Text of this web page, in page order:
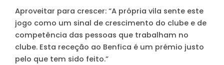
Aproveitar para crescer: “A própria vila sente este
jogo como um sinal de crescimento do clube e de
competência das pessoas que trabalham no
clube. Esta receção ao Benfica é um prémio justo
pelo que tem sido feito.”